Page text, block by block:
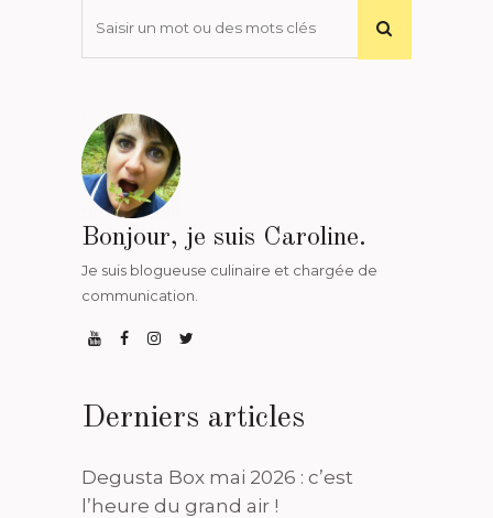
Bonjour, je suis Caroline.
Je suis blogueuse culinaire et chargée de
communication.
Derniers articles
Degusta Box mai 2026 : c’est
l’heure du grand air !